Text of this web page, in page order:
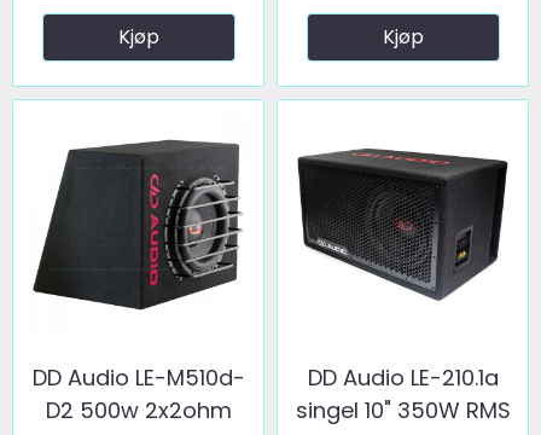
Kjøp Kjøp
DD Audio LE-M510d-
D2 500w 2x2ohm
DD Audio LE-210.1a
singel 10" 350W RMS